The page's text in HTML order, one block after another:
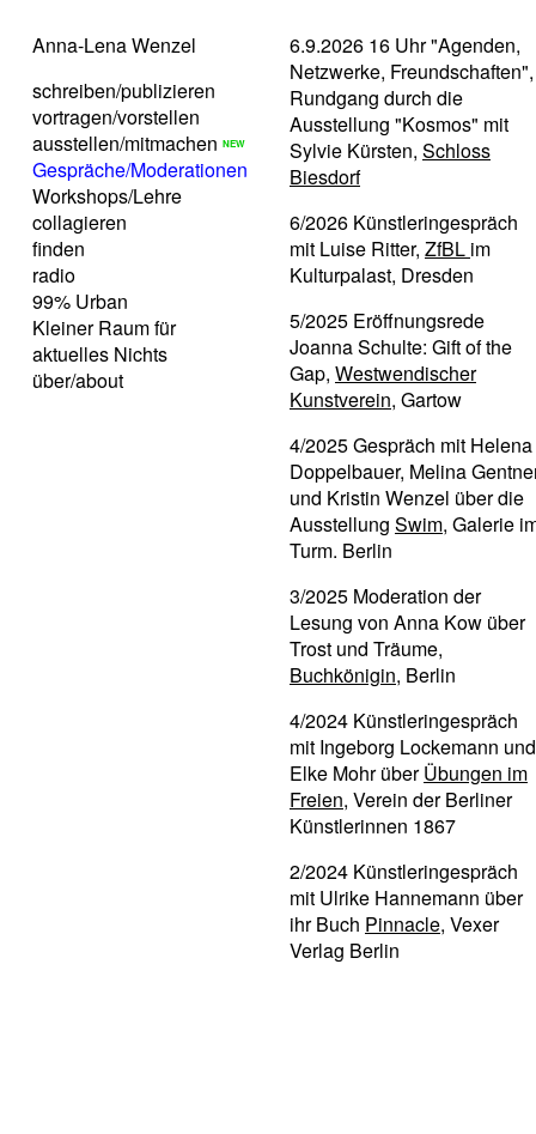
Anna-Lena Wenzel
schreiben/publizieren
vortragen/vorstellen
ausstellen/mitmachen
Gespräche/Moderationen
Workshops/Lehre
collagieren
finden
radio
99% Urban
Kleiner Raum für
aktuelles Nichts
über/about
6.9.2026 16 Uhr "Agenden,
Netzwerke, Freundschaften",
Rundgang durch die
Ausstellung "Kosmos" mit
Sylvie Kürsten, Schloss
Biesdorf
6/2026 Künstleringespräch
mit Luise Ritter, ZfBL im
Kulturpalast, Dresden
5/2025 Eröffnungsrede
Joanna Schulte: Gift of the
Gap, Westwendischer
Kunstverein, Gartow
4/2025 Gespräch mit Helena
Doppelbauer, Melina
und Kristin Wenzel über die
Ausstellung Swim, Galerie
Turm. Berlin
3/2025 Moderation der
Lesung von Anna Kow über
Trost und Träume,
Buchkönigin, Berlin
4/2024 Künstleringespräch
mit Ingeborg Lockemann und
Elke Mohr überÜbungen im
Freien, Verein der Berliner
Künstlerinnen 1867
2/2024 Künstleringespräch
mit Ulrike Hannemann über
ihr Buch Pinnacle, Vexer
Verlag Berlin